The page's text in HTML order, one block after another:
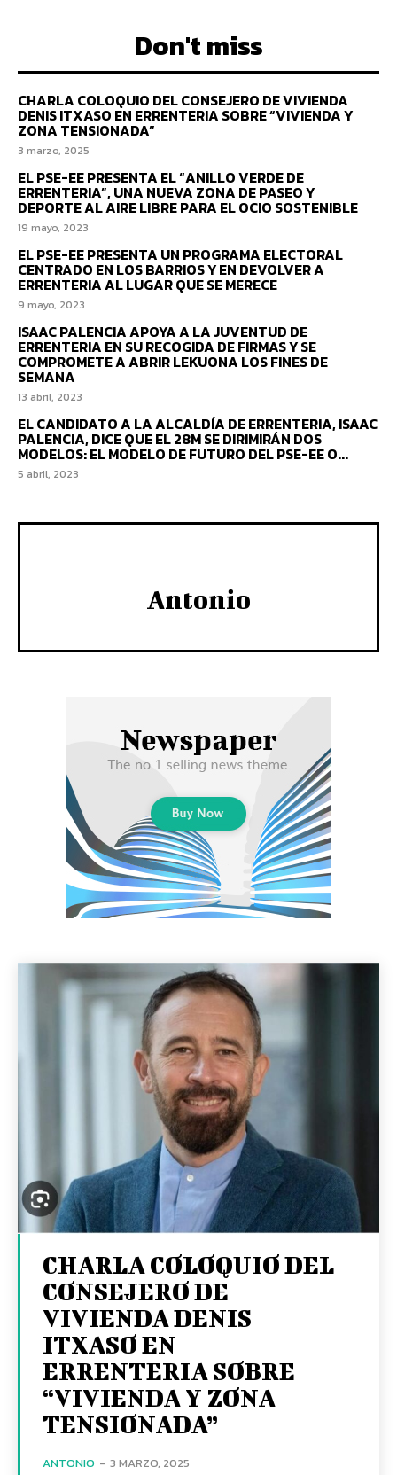
Don't miss
CHARLA COLOQUIO DEL CONSEJERO DE VIVIENDA
DENIS ITXASO EN ERRENTERIA SOBRE “VIVIENDA Y
ZONA TENSIONADA”
3 marzo, 2025
EL PSE-EE PRESENTA EL “ANILLO VERDE DE
ERRENTERIA”, UNA NUEVA ZONA DE PASEO Y
DEPORTE AL AIRE LIBRE PARA EL OCIO SOSTENIBLE
19 mayo, 2023
EL PSE-EE PRESENTA UN PROGRAMA ELECTORAL
CENTRADO EN LOS BARRIOS Y EN DEVOLVER A
ERRENTERIA AL LUGAR QUE SE MERECE
9 mayo, 2023
ISAAC PALENCIA APOYA A LA JUVENTUD DE
ERRENTERIA EN SU RECOGIDA DE FIRMAS Y SE
COMPROMETE A ABRIR LEKUONA LOS FINES DE
SEMANA
13 abril, 2023
EL CANDIDATO A LA ALCALDÍA DE ERRENTERIA, ISAAC
PALENCIA, DICE QUE EL 28M SE DIRIMIRÁN DOS
MODELOS: EL MODELO DE FUTURO DEL PSE-EE O...
5 abril, 2023
Antonio
CHARLA COLOQUIO DEL
CONSEJERO DE
VIVIENDA DENIS
ITXASO EN
ERRENTERIA SOBRE
“VIVIENDA Y ZONA
TENSIONADA”
ANTONIO - 3 MARZO, 2025